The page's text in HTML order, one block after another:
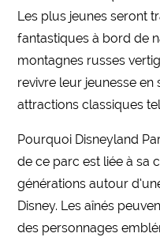
Les plus jeunes seront
fantastiques à bord de
montagnes russes
revivre leur jeunesse
attractions classiques
Pourquoi Disneyland
de ce parc est liée à sa
générations autour
Disney. Les aînés
des personnages